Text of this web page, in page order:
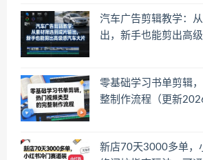
汽车广告剪辑教学：
出，新手也能剪出高
零基础学习书单剪辑
整制作流程（更新
新店70天3000多单，